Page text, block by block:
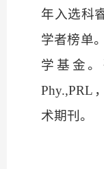
年入选科
学者榜单
学基金
Phy.,PRL
术期刊。